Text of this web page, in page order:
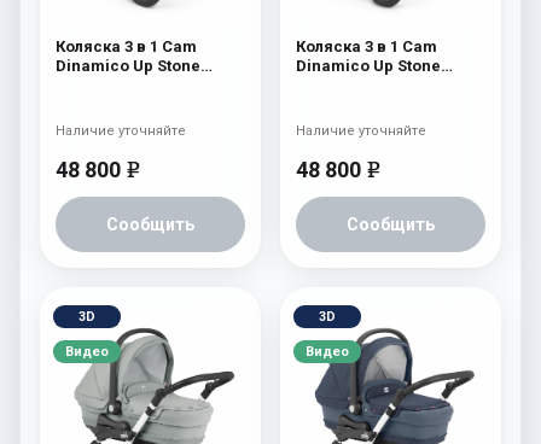
Коляска 3 в 1 Cam
Dinamico Up Stone
48 800 e
Сообщить
Наличие уточняйте
Коляска 3 в 1 Cam
Dinamico Up Stone
48 800 e
Сообщить
Наличие уточняйте
3D
Видео
3D
Видео